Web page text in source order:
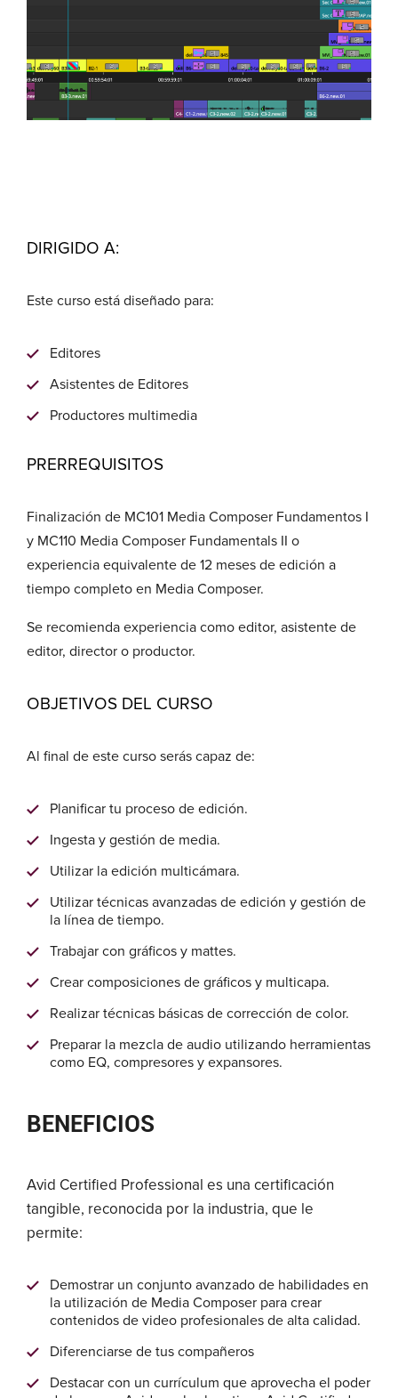
DIRIGIDO A:
Este curso está diseñado para:
Editores
Asistentes de Editores
Productores multimedia
PRERREQUISITOS
Finalización de MC101 Media Composer Fundamentos I
y MC110 Media Composer Fundamentals II o
experiencia equivalente de 12 meses de edición a
tiempo completo en Media Composer.
Se recomienda experiencia como editor, asistente de
editor, director o productor.
OBJETIVOS DEL CURSO
Al final de este curso serás capaz de:
Planificar tu proceso de edición.
Ingesta y gestión de media.
Utilizar la edición multicámara.
Utilizar técnicas avanzadas de edición y gestión de
la línea de tiempo.
Trabajar con gráficos y mattes.
Crear composiciones de gráficos y multicapa.
Realizar técnicas básicas de corrección de color.
Preparar la mezcla de audio utilizando herramientas
como EQ, compresores y expansores.
BENEFICIOS
Avid Certified Professional es una certificación
tangible, reconocida por la industria, que le
permite:
Demostrar un conjunto avanzado de habilidades en
la utilización de Media Composer para crear
contenidos de video profesionales de alta calidad.
Diferenciarse de tus compañeros
Destacar con un currículum que aprovecha el poder